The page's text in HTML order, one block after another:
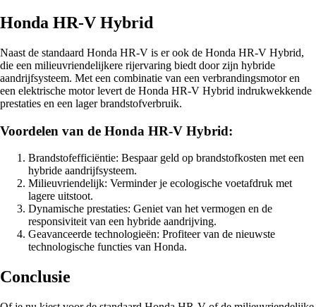
Honda HR-V Hybrid
Naast de standaard Honda HR-V is er ook de Honda HR-V Hybrid,
die een milieuvriendelijkere rijervaring biedt door zijn hybride
aandrijfsysteem. Met een combinatie van een verbrandingsmotor en
een elektrische motor levert de Honda HR-V Hybrid indrukwekkende
prestaties en een lager brandstofverbruik.
Voordelen van de Honda HR-V Hybrid:
Brandstofefficiëntie: Bespaar geld op brandstofkosten met een
hybride aandrijfsysteem.
Milieuvriendelijk: Verminder je ecologische voetafdruk met
lagere uitstoot.
Dynamische prestaties: Geniet van het vermogen en de
responsiviteit van een hybride aandrijving.
Geavanceerde technologieën: Profiteer van de nieuwste
technologische functies van Honda.
Conclusie